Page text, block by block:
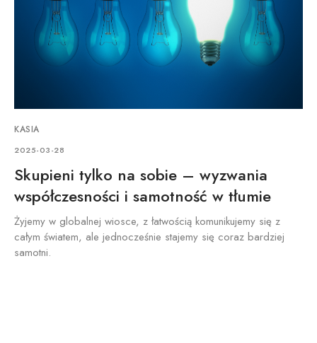
KASIA
2025-03-28
Skupieni tylko na sobie – wyzwania
współczesności i samotność w tłumie
Żyjemy w globalnej wiosce, z łatwością komunikujemy się z
całym światem, ale jednocześnie stajemy się coraz bardziej
samotni.